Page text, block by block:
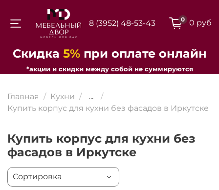
8 (3952) 48-53-43 0 0 руб
Скидка 5%при оплате онлайн
*акции и скидки между собой не суммируются
Главная Кухни
...
Купить корпус для кухни без фасадов в Иркутске
Купить корпус для кухни без
фасадов в Иркутске
Для клиентов всех банков
Разбейте
оплату на части
Сегодня
25
Добавляйте товары